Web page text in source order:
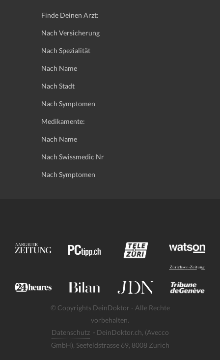
Finde Deinen Arzt:
Nach Versicherung
Nach Spezialität
Nach Name
Nach Stadt
Nach Symptomen
Medikamente:
Nach Name
Nach Swissmedic Nr
Nach Symptomen
© Copyrights DeinDoktor - Alle Rechte
vorbehalten.
Datenschutz - DeinDoktor.ch, (Avecco
GmbH), Seefeldstrasse 69, 8008 Zurich